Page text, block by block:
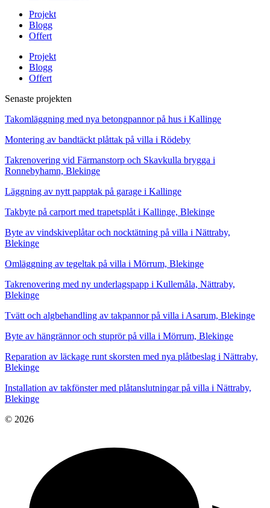
Projekt
Blogg
Offert
Projekt
Blogg
Offert
Senaste projekten
Takomläggning med nya betongpannor på hus i Kallinge
Montering av bandtäckt plåttak på villa i Rödeby
Takrenovering vid Färmanstorp och Skavkulla brygga i
Ronnebyhamn, Blekinge
Läggning av nytt papptak på garage i Kallinge
Takbyte på carport med trapetsplåt i Kallinge, Blekinge
Byte av vindskiveplåtar och nocktätning på villa i Nättraby,
Blekinge
Omläggning av tegeltak på villa i Mörrum, Blekinge
Takrenovering med ny underlagspapp i Kullemåla, Nättraby,
Blekinge
Tvätt och algbehandling av takpannor på villa i Asarum, Blekinge
Byte av hängrännor och stuprör på villa i Mörrum, Blekinge
Reparation av läckage runt skorsten med nya plåtbeslag i Nättraby,
Blekinge
Installation av takfönster med plåtanslutningar på villa i Nättraby,
Blekinge
© 2026